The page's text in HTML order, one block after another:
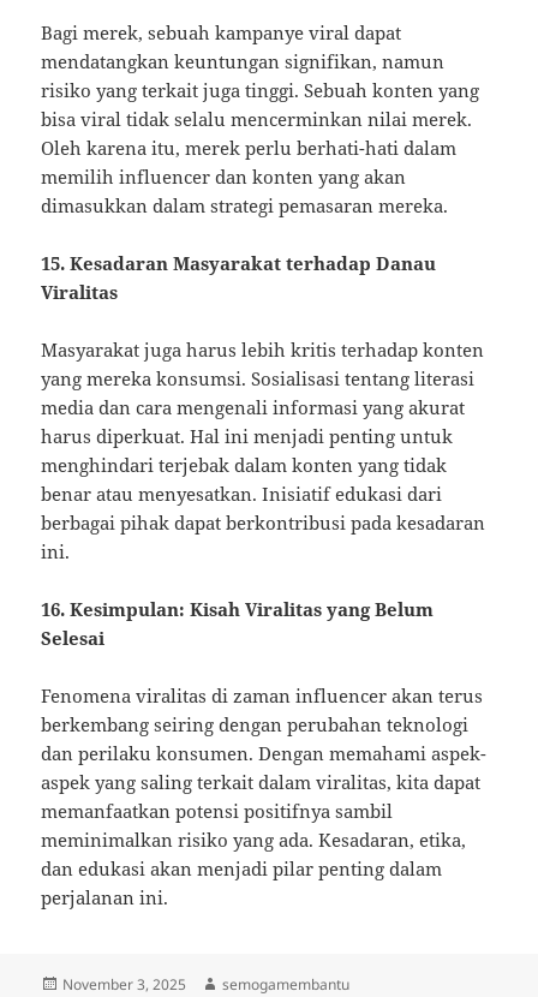
Bagi merek, sebuah kampanye viral dapat
mendatangkan keuntungan signifikan, namun
risiko yang terkait juga tinggi. Sebuah konten yang
bisa viral tidak selalu mencerminkan nilai merek.
Oleh karena itu, merek perlu berhati-hati dalam
memilih influencer dan konten yang akan
dimasukkan dalam strategi pemasaran mereka.
15. Kesadaran Masyarakat terhadap Danau
Viralitas
Masyarakat juga harus lebih kritis terhadap konten
yang mereka konsumsi. Sosialisasi tentang literasi
media dan cara mengenali informasi yang akurat
harus diperkuat. Hal ini menjadi penting untuk
menghindari terjebak dalam konten yang tidak
benar atau menyesatkan. Inisiatif edukasi dari
berbagai pihak dapat berkontribusi pada kesadaran
ini.
16. Kesimpulan: Kisah Viralitas yang Belum
Selesai
Fenomena viralitas di zaman influencer akan terus
berkembang seiring dengan perubahan teknologi
dan perilaku konsumen. Dengan memahami aspek-
aspek yang saling terkait dalam viralitas, kita dapat
memanfaatkan potensi positifnya sambil
meminimalkan risiko yang ada. Kesadaran, etika,
dan edukasi akan menjadi pilar penting dalam
perjalanan ini.
Posted
November 3, 2025 Author
semogamembantu